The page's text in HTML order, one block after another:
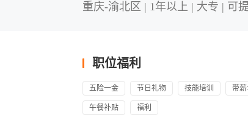
重庆-渝北区 | 1年以上 | 大专 | 可
职位福利
五险一金 节日礼物 技能培训 带
午餐补贴 福利